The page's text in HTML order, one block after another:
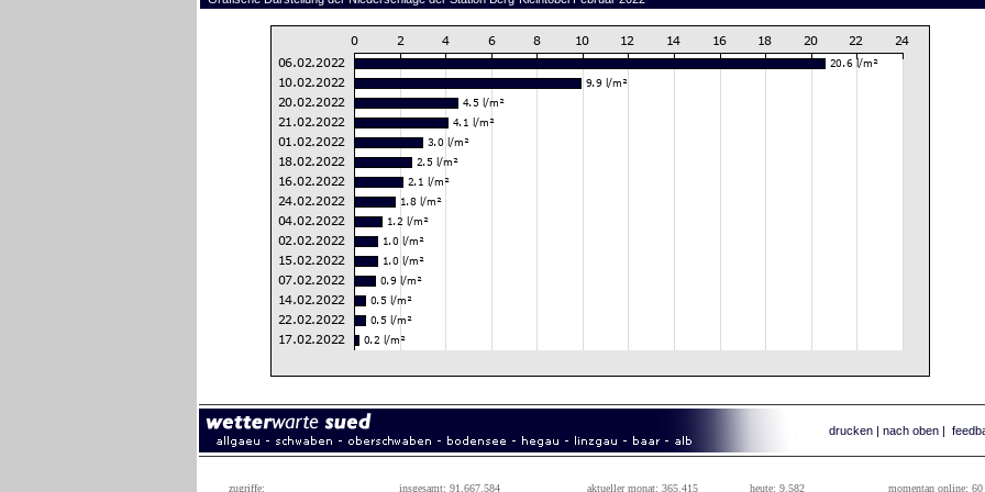
drucken| nach oben|
zugriffe: insgesamt: 91.667.584 aktueller monat: 365.415 heute: 9.582 momentan online: 60